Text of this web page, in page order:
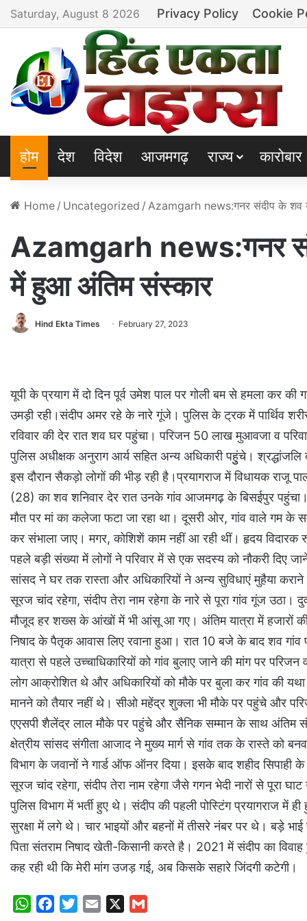
Saturday, August 8 2026 Privacy Policy Cookie
होम देश विदेश आजमगढ़ राज्य कारोबार
Home / Uncategorized / Azamgarh news:गनर संदीप के शव
Azamgarh news:गनर
में हुआ अंतिम संस्कार
Hind Ekta Times February 27, 2023
यूपी के प्रयाग में दो दिन पूर्व उमेश पाल पर गोली बम से हमला कर की
उमड़ी रही।संदीप अमर रहे के नारे गूंजे। पुलिस के ट्रक में पार्थिव
रविवार की देर रात शव घर पहुंचा। परिजन 50 लाख मुआवजा व
पुलिस अधीक्षक अनुराग आर्य सहित अन्य अधिकारी पहुुंचे।
इस दौरान सैकड़ो लोगों की भीड़ रही है।प्रयागराज में विधायक राजू
(28) का शव शनिवार देर रात उनके गांव आजमगढ़ के बिसईपुर पहुंचा।
मौत पर मां का कलेजा फटा जा रहा था। दूसरी ओर, गांव वाले गम के
कर संभाला जाए। मगर, कोशिशें काम नहीं आ रही थीं। हृदय
पहले बड़ी संख्या में लोगों ने परिवार में से एक सदस्य को नौकरी दिए
सांसद ने घर तक रास्ता और अधिकारियों ने अन्य सुविधाएं मुहैया
सूरज चांद रहेगा, संदीप तेरा नाम रहेगा के नारे से पूरा गांव गूंज उठा।
मौजूद हर शख्स के आंखों में भी आंसू आ गए। अंतिम यात्रा में हजारों की
निषाद के पैतृक आवास लिए रवाना हुआ। रात 10 बजे के बाद शव गांव
यात्रा से पहले उच्चाधिकारियों को गांव बुलाए जाने की मांग पर
लोग आक्रोशित थे और अधिकारियों को मौके पर बुला कर गांव की
मानने को तैयार नहीं थे। सीओ महेंद्र शुक्ला भी मौके पर पहुंचे और
एएसपी शैलेंद्र लाल मौके पर पहुंचे और सैनिक सम्मान के साथ अंतिम
क्षेत्रीय सांसद संगीता आजाद ने मुख्य मार्ग से गांव तक के रास्ते को
विभाग के जवानों ने गार्ड ऑफ ऑनर दिया। इसके बाद शहीद
सूरज चांद रहेगा, संदीप तेरा नाम रहेगा जैसे गगन भेदी नारों से पूरा
पुलिस विभाग में भर्ती हुए थे। संदीप की पहली पोस्टिंग प्रयागराज में
सुरक्षा में लगे थे। चार भाइयों और बहनों में तीसरे नंबर पर थे। बड़े भाई
पिता संतराम निषाद खेती-किसानी करते है। 2021 में संदीप का
कह रही थी कि मेरी मांग उजड़ गई, अब किसके सहारे जिंदगी कटेगी।
W